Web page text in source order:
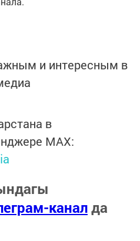
и интересным в
в
MАХ:
каналда